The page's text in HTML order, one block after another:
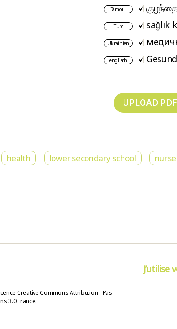
Tamoul
Turc sağlık
Ukrainien
englisch
health lower secondary school
Creative Commons Attribution - Pas
3.0 France.
J’utilise